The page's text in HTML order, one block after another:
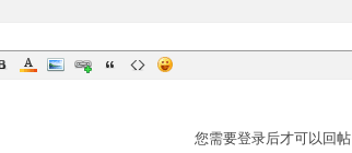
您需要登录后才可以回帖